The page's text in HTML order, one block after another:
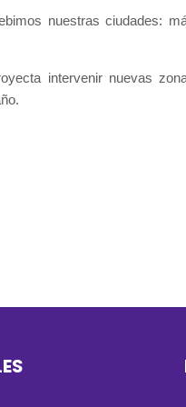
nuestras ciudades:
intervenir nuevas